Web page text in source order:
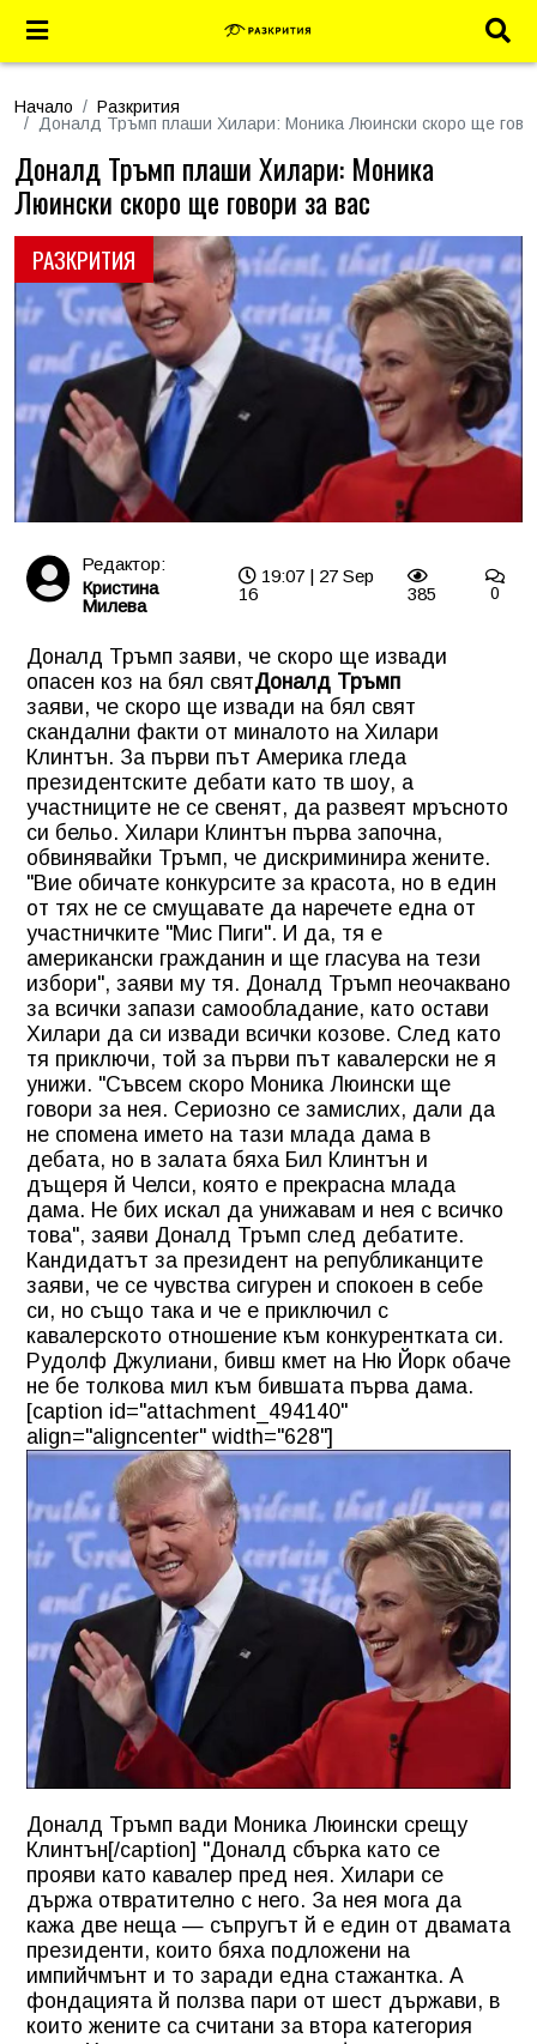
Начало
Разкрития
Доналд Тръмп плаши Хилари: Моника Люински скоро ще
РАЗКРИТИЯ
Доналд Тръмп плаши Хилари: Моника
Люински скоро ще говори за вас
Редактор:
Кристина
Милева
19:07 | 27 Sep
16
385 0
Доналд Тръмп заяви, че скоро ще извади
опасен коз на бял святДоналд Тръмп
заяви, че скоро ще извади на бял свят
скандални факти от миналото на Хилари
Клинтън. За първи път Америка гледа
президентските дебати като тв шоу, а
участниците не се свенят, да развеят мръсното
си бельо. Хилари Клинтън първа започна,
обвинявайки Тръмп, че дискриминира жените.
"Вие обичате конкурсите за красота, но в един
от тях не се смущавате да наречете една от
участничките "Мис Пиги". И да, тя е
американски гражданин и ще гласува на тези
избори", заяви му тя. Доналд Тръмп неочаквано
за всички запази самообладание, като остави
Хилари да си извади всички козове. След като
тя приключи, той за първи път кавалерски не я
унижи. "Съвсем скоро Моника Люински ще
говори за нея. Сериозно се замислих, дали да
не спомена името на тази млада дама в
дебата, но в залата бяха Бил Клинтън и
дъщеря й Челси, която е прекрасна млада
дама. Не бих искал да унижавам и нея с всичко
това", заяви Доналд Тръмп след дебатите.
Кандидатът за президент на републиканците
заяви, че се чувства сигурен и спокоен в себе
си, но също така и че е приключил с
кавалерското отношение към конкурентката си.
Рудолф Джулиани, бивш кмет на Ню Йорк обаче
не бе толкова мил към бившата първа дама.
[caption id="attachment_494140"
align="aligncenter" width="628"]
Доналд Тръмп вади Моника Люински срещу
Клинтън[/caption] "Доналд сбърка като се
прояви като кавалер пред нея. Хилари се
държа отвратително с него. За нея мога да
кажа две неща — съпругът й е един от двамата
президенти, които бяха подложени на
импийчмънт и то заради една стажантка. А
фондацията й ползва пари от шест държави, в
които жените са считани за втора категория